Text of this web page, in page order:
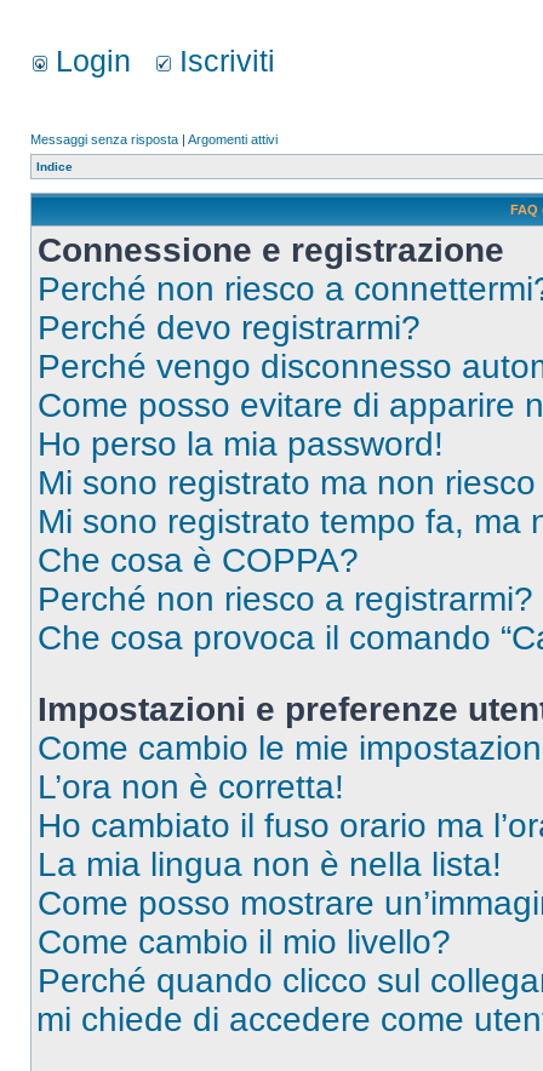
Login Iscriviti
Messaggi senza risposta | Argomenti attivi
Indice
FAQ
Connessione e registrazione
Perché non riesco a
Perché devo registrarmi?
Perché vengo disconnesso
Come posso evitare di apparire
Ho perso la mia password!
Mi sono registrato ma non
Mi sono registrato tempo fa, ma
Che cosa è COPPA?
Perché non riesco a registrarmi?
Che cosa provoca il comando
Impostazioni e preferenze
Come cambio le mie
L’ora non è corretta!
Ho cambiato il fuso orario ma
La mia lingua non è nella lista!
Come posso mostrare
Come cambio il mio livello?
Perché quando clicco sul
mi chiede di accedere come